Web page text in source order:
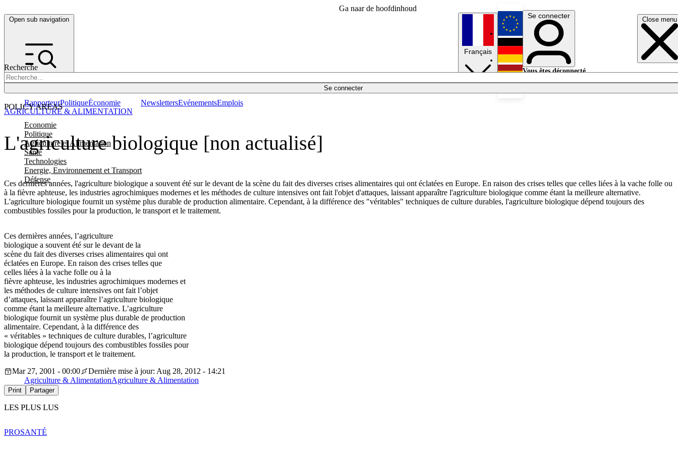
Ga naar de hoofdinhoud
Open sub navigation Close menu
Recherche
Se connecter
POLICY AREAS
Economie
Politique
Agriculture et Alimentation
Santé
Technologies
Energie, Environnement et Transport
Défense
RapporteurPolitiqueÉconomie NewslettersEvénementsEmplois
Français
English
Deutsch
Se connecter
Vous êtes déconnecté.
L'agriculture biologique [non actualisé]
Ces dernières années, l'agriculture biologique a souvent été sur le devant de la scène du fait des diverses crises alimentaires qui ont éclatées en Europe. En raison des crises telles que celles liées à la vache folle ou
à la fièvre aphteuse, les industries agrochimiques modernes et les méthodes de culture intensives ont fait l'objet d'attaques, laissant apparaître l'agriculture biologique comme étant la meilleure alternative.
L'agriculture biologique fournit un système plus durable de production alimentaire. Cependant, à la différence des "véritables" techniques de culture durables, l'agriculture biologique dépend toujours des
combustibles fossiles pour la production, le transport et le traitement.
AGRICULTURE & ALIMENTATION
Ces dernières années, l’agriculture
biologique a souvent été sur le devant de la
scène du fait des diverses crises alimentaires qui ont
éclatées en Europe. En raison des crises telles que
celles liées à la vache folle ou à la
fièvre aphteuse, les industries agrochimiques modernes et
les méthodes de culture intensives ont fait l’objet
d’attaques, laissant apparaître l’agriculture biologique
comme étant la meilleure alternative. L’agriculture
biologique fournit un système plus durable de production
alimentaire. Cependant, à la différence des
« véritables » techniques de culture durables, l’agriculture
biologique dépend toujours des combustibles fossiles pour
la production, le transport et le traitement.
Mar 27, 2001 - 00:00
Dernière mise à jour: Aug 28, 2012 - 14:21
Agriculture & AlimentationAgriculture & Alimentation
Print Partager
LES PLUS LUS
PROSANTÉ